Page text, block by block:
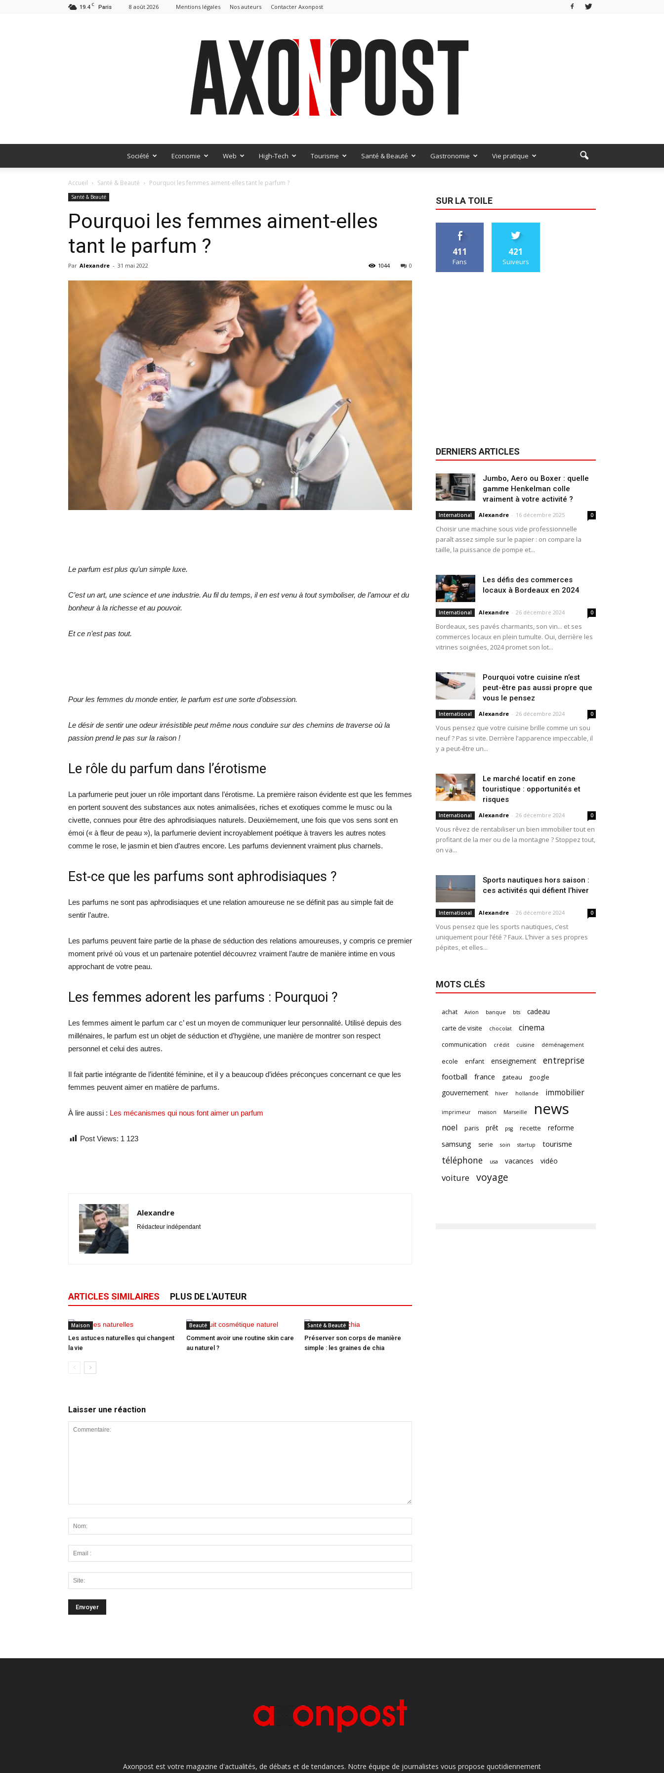
19.4 C Paris 8 août 2026 Mentions légales Nos auteurs Contacter Axonpost
Société Economie Web High-Tech Tourisme Santé & Beauté Gastronomie Vie pratique
Accueil Santé & Beauté Pourquoi les femmes aiment-elles tant le parfum ?
Santé & Beauté
Pourquoi les femmes aiment-elles
tant le parfum ?
Par Alexandre - 31 mai 2022 0
1044
Le parfum est plus qu’un simple luxe.
C’est un art, une science et une industrie. Au fil du temps, il en est venu à tout symboliser, de l’amour et du
bonheur à la richesse et au pouvoir.
Et ce n’est pas tout.
Pour les femmes du monde entier, le parfum est une sorte d’obsession.
Le désir de sentir une odeur irrésistible peut même nous conduire sur des chemins de traverse où la
passion prend le pas sur la raison !
Le rôle du parfum dans l’érotisme
La parfumerie peut jouer un rôle important dans l’érotisme. La première raison évidente est que les femmes
en portent souvent des substances aux notes animalisées, riches et exotiques comme le musc ou la
civette, connues pour être des aphrodisiaques naturels. Deuxièmement, une fois que vos sens sont en
émoi (« à fleur de peau »), la parfumerie devient incroyablement poétique à travers les autres notes
comme le rose, le jasmin et bien d’autres encore. Les parfums deviennent vraiment plus charnels.
Est-ce que les parfums sont aphrodisiaques ?
Les parfums ne sont pas aphrodisiaques et une relation amoureuse ne se définit pas au simple fait de
sentir l’autre.
Les parfums peuvent faire partie de la phase de séduction des relations amoureuses, y compris ce premier
moment privé où vous et un partenaire potentiel découvrez vraiment l’autre de manière intime en vous
approchant de votre peau.
Les femmes adorent les parfums : Pourquoi ?
Les femmes aiment le parfum car c’ est un moyen de communiquer leur personnalité. Utilisé depuis des
millénaires, le parfum est un objet de séduction et d’hygiène, une manière de montrer son respect
personnel et celui des autres.
Il fait partie intégrante de l’identité féminine, et il y a beaucoup d’idées préconçues concernant ce que les
femmes peuvent aimer en matière de parfums.
À lire aussi : Les mécanismes qui nous font aimer un parfum
Post Views: 1 123
Alexandre
Rédacteur indépendant
ARTICLES SIMILAIRES PLUS DE L'AUTEUR
Maison
Les astuces naturelles qui changent
la vie
Beauté
Comment avoir une routine skin care
au naturel ?
Santé & Beauté
Préserver son corps de manière
simple : les graines de chia
Laisser une réaction
SUR LA TOILE
411
Fans
421
Suiveurs
DERNIERS ARTICLES
Jumbo, Aero ou Boxer : quelle
gamme Henkelman colle
vraiment à votre activité ?
International Alexandre - 16 décembre 2025 0
Choisir une machine sous vide professionnelle
paraît assez simple sur le papier : on compare la
taille, la puissance de pompe et...
Les défis des commerces
locaux à Bordeaux en 2024
International Alexandre - 26 décembre 2024 0
Bordeaux, ses pavés charmants, son vin... et ses
commerces locaux en plein tumulte. Oui, derrière les
vitrines soignées, 2024 promet son lot...
Pourquoi votre cuisine n’est
peut-être pas aussi propre que
vous le pensez
International Alexandre - 26 décembre 2024 0
Vous pensez que votre cuisine brille comme un sou
neuf ? Pas si vite. Derrière l’apparence impeccable, il
y a peut-être un...
Le marché locatif en zone
touristique : opportunités et
risques
International Alexandre - 26 décembre 2024 0
Vous rêvez de rentabiliser un bien immobilier tout en
profitant de la mer ou de la montagne ? Stoppez tout,
on va...
Sports nautiques hors saison :
ces activités qui défient l’hiver
International Alexandre - 26 décembre 2024 0
Vous pensez que les sports nautiques, c’est
uniquement pour l’été ? Faux. L’hiver a ses propres
pépites, et elles...
MOTS CLÉS
achat Avion banque bts cadeau
carte de visite chocolat cinema
communication crédit cuisine déménagement
ecole enfant enseignement entreprise
football france gateau google
gouvernement hiver hollande immobilier
imprimeur maison Marseille news
noel paris prêt psg recette reforme
samsung serie soin startup tourisme
téléphone usa vacances vidéo
voiture voyage
Axonpost est votre magazine d'actualités, de débats et de tendances. Notre équipe de journalistes vous propose quotidiennement